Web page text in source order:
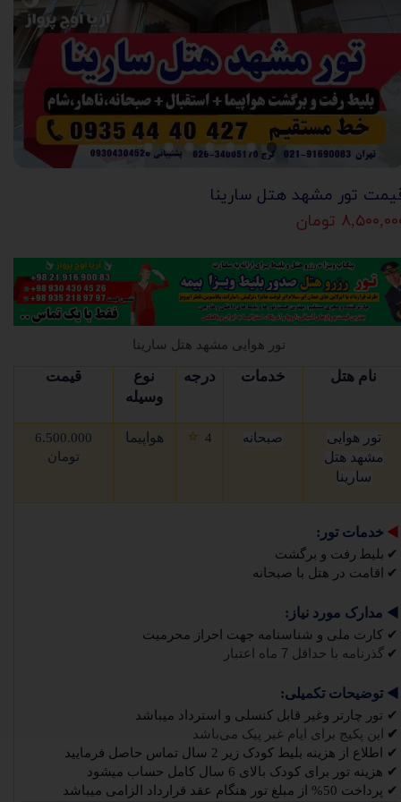
تور مشهد هتل سارینا
تومان
تور هوایی مشهد هتل سارینا
نام هتل خدمات درجه
نوع
وسیله
قیمت
تور هوایی
مشهد هتل
سارینا
صبحانه 4
⭐ هواپیما
6.500.000
تومان
◀️ خدمات تور:
✔ بلیط رفت و برگشت
✔
اقامت در هتل با صبحانه
◀️ مدارک مورد نیاز:
✔ کارت ملی و شناسنامه جهت احراز محرمیت
✔ گذرنامه با حداقل 7 ماه اعتبار
◀️ توضیحات تکمیلی:
✔ تور چارتر وغیر قابل کنسلی و استرداد میباشد
✔
این پکیج برای ایام غیر پیک می‌باشد
✔
اطلاع از هزینه بلیط کودک زیر 2 سال تماس حاصل فرمایید
✔ هزینه تور برای کودک بالای 6 سال کامل حساب میشود
✔ پرداخت 50% از مبلغ تور هنگام عقد قرارداد الزامی میباشد